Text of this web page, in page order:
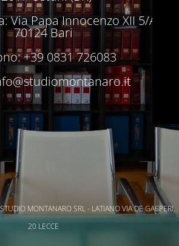
Via Papa Innocenzo XII 5/A –
70124 Bari
+39 0831 726083
MONTANARO SRL - LATIANO VIA DE GASPERI,
20 LECCE